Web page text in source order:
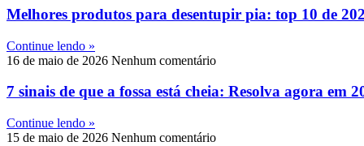
Melhores produtos para desentupir pia: top 10 de
Continue lendo »
16 de maio de 2026 Nenhum comentário
7 sinais de que a fossa está cheia: Resolva agora em
Continue lendo »
15 de maio de 2026 Nenhum comentário